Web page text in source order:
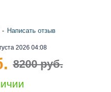
2026 04:08
- Написать отзыв
8200 руб.